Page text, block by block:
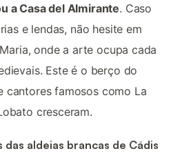
a Casa del Almirante. Caso
e lendas, não hesite em
onde a arte ocupa cada
Este é o berço do
cantores famosos como La
cresceram.
das aldeias brancas de Cádis